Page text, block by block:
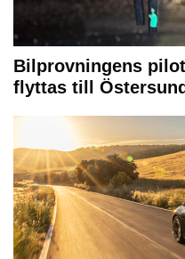
Bilprovningens
flyttas till Östersund